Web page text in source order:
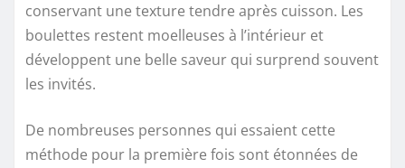
conservant une texture tendre après cuisson. Les
boulettes restent moelleuses à l’intérieur et
développent une belle saveur qui surprend souvent
les invités.
De nombreuses personnes qui essaient cette
méthode pour la première fois sont étonnées de